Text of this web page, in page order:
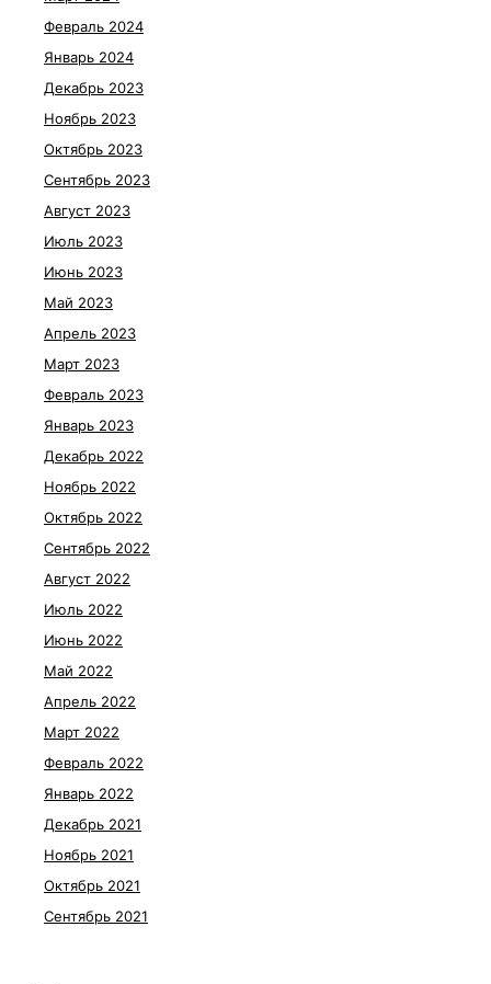
Февраль 2024
Январь 2024
Декабрь 2023
Ноябрь 2023
Октябрь 2023
Сентябрь 2023
Август 2023
Июль 2023
Июнь 2023
Май 2023
Апрель 2023
Март 2023
Февраль 2023
Январь 2023
Декабрь 2022
Ноябрь 2022
Октябрь 2022
Сентябрь 2022
Август 2022
Июль 2022
Июнь 2022
Май 2022
Апрель 2022
Март 2022
Февраль 2022
Январь 2022
Декабрь 2021
Ноябрь 2021
Октябрь 2021
Сентябрь 2021